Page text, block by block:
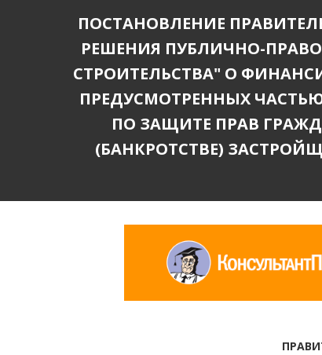
ПОСТАНОВЛЕНИЕ
РЕШЕНИЯ ПУБЛИЧНО-
СТРОИТЕЛЬСТВА" О
ПРЕДУСМОТРЕННЫХ
ПО ЗАЩИТЕ ПРАВ
(БАНКРОТСТВЕ)